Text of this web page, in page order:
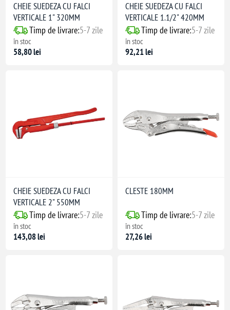
CHEIE SUEDEZA CU FALCI
VERTICALE 1" 320MM
Timp de livrare:5-7 zile
în stoc
58,80 lei
CHEIE SUEDEZA CU FALCI
VERTICALE 1.1/2" 420MM
Timp de livrare:5-7 zile
în stoc
92,21 lei
CHEIE SUEDEZA CU FALCI
VERTICALE 2" 550MM
Timp de livrare:5-7 zile
în stoc
143,08 lei
CLESTE 180MM
Timp de livrare:5-7 zile
în stoc
27,26 lei